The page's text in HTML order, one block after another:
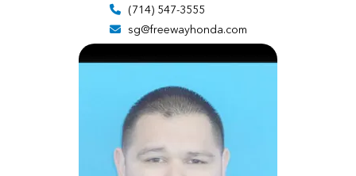
(714) 547-3555
sg@freewayhonda.com